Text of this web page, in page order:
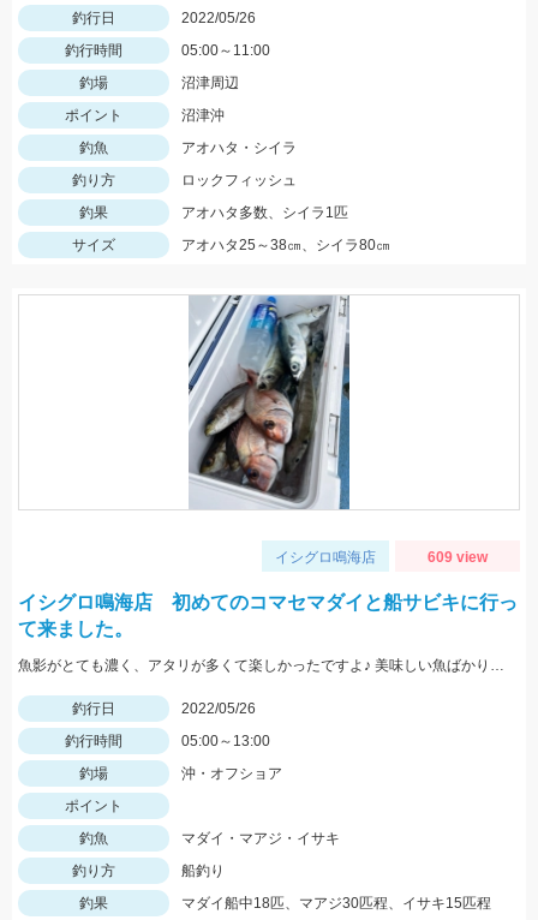
釣行日
2022/05/26
釣行時間
05:00～11:00
釣場
沼津周辺
ポイント
沼津沖
釣魚
アオハタ・シイラ
釣り方
ロックフィッシュ
釣果
アオハタ多数、シイラ1匹
サイズ
アオハタ25～38㎝、シイラ80㎝
イシグロ鳴海店 609 view
イシグロ鳴海店 初めてのコマセマダイと船サビキに行っ
て来ました。
魚影がとても濃く、アタリが多くて楽しかったですよ♪ 美味しい魚ばかり釣れました♪
釣行日
2022/05/26
釣行時間
05:00～13:00
釣場
沖・オフショア
ポイント
釣魚
マダイ・マアジ・イサキ
釣り方
船釣り
釣果
マダイ船中18匹、マアジ30匹程、イサキ15匹程